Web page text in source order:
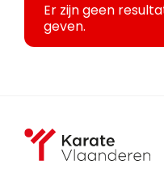
Er zijn geen
geven.